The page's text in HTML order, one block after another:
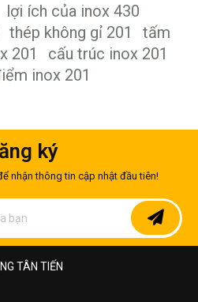
lợi ích của inox 430
thép không gỉ 201
tấm
201
cấu trúc inox 201
inox 201
ký
nhận thông tin cập nhật đầu tiên!
TÂN TIẾN